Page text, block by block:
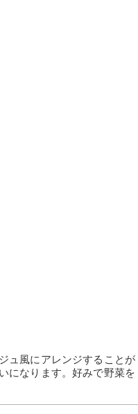
ュ風にアレンジすることが
になります。好みで野菜を